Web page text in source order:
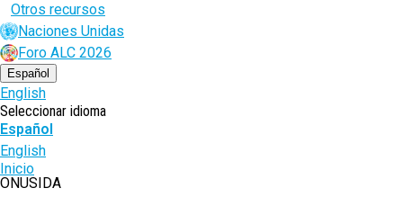
Otros recursos
Naciones Unidas
Foro ALC 2026
Español
English
Seleccionar idioma
Español
English
Ruta
Inicio
ONUSIDA